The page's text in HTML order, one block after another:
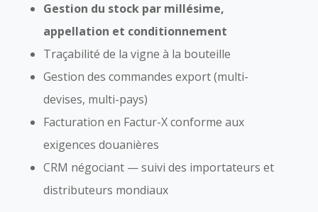
Gestion du stock par millésime,
appellation et conditionnement
Traçabilité de la vigne à la bouteille
Gestion des commandes export (multi-
devises, multi-pays)
Facturation en Factur-X conforme aux
exigences douanières
CRM négociant — suivi des importateurs et
distributeurs mondiaux